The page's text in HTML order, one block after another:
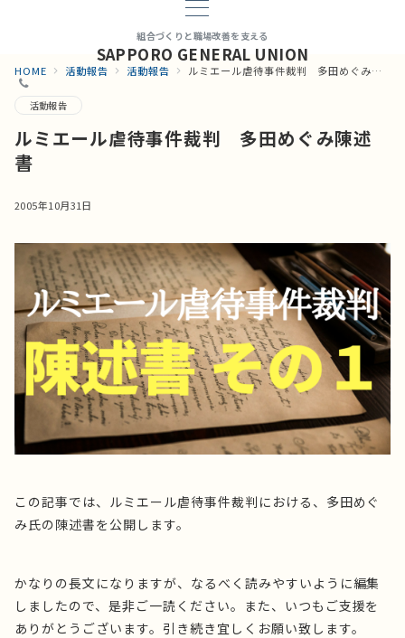
組合づくりと職場改善を支える
SAPPORO GENERAL UNION
HOME 活動報告 活動報告 ルミエール虐待事件裁判 多田めぐみ陳述書
活動報告
ルミエール虐待事件裁判 多田めぐみ陳述
書
2005年10月31日
この記事では、ルミエール虐待事件裁判における、多田めぐ
み氏の陳述書を公開します。
かなりの長文になりますが、なるべく読みやすいように編集
しましたので、是非ご一読ください。また、いつもご支援を
ありがとうございます。引き続き宜しくお願い致します。